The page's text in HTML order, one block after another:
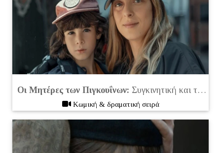
Οι Μητέρες των Πιγκουΐνων: Συγκινητική και τρυφερή μίνι σειρά που αξίζει να δείτε (2024)
Kωμική & δραματική σειρά